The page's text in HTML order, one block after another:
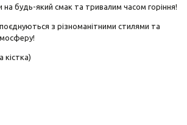
будь-який смак та тривалим часом горіння!
з різноманітними стилями та
кістка)